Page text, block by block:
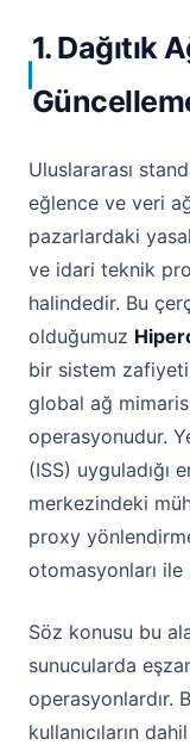
1. Dağıtık
Uluslararası
eğlence ve veri
pazarlardaki
ve idari teknik
halindedir. Bu
olduğumuz
bir sistem
global ağ
operasyonudur.
(ISS) uyguladığı
merkezindeki
proxy
otomasyonları ile
Söz konusu bu
sunucularda
operasyonlardır.
kullanıcıların